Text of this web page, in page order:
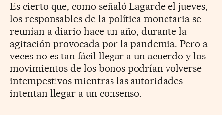
Es cierto que, como señaló Lagarde el jueves,
los responsables de la política monetaria se
reunían a diario hace un año, durante la
agitación provocada por la pandemia. Pero a
veces no es tan fácil llegar a un acuerdo y los
movimientos de los bonos podrían volverse
intempestivos mientras las autoridades
intentan llegar a un consenso.